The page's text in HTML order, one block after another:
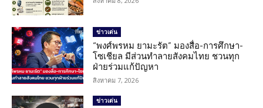
ข่าวเด่น
“พงศ์พรหม ยามะรัต” มองสื่อ-การศึกษา-
โซเชียล มีส่วนทำลายสังคมไทย ชวนทุก
ฝ่ายร่วมแก้ปัญหา
สิงหาคม 7, 2026
ข่าวเด่น